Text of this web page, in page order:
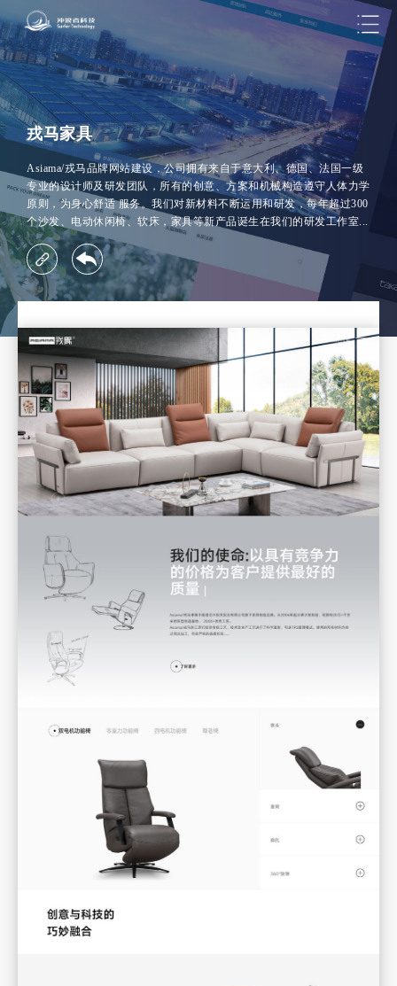
戎马家具
Asiama/戎马品牌网站建设，公司拥有来自于意大利、德国、法国一级
专业的设计师及研发团队，所有的创意、方案和机械构造遵守人体力学
原则，为身心舒适 服务。我们对新材料不断运用和研发，每年超过300
个沙发、电动休闲椅、软床，家具等新产品诞生在我们的研发工作室...